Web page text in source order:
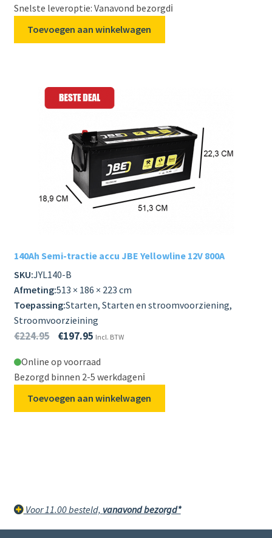
Snelste leveroptie: Vanavond bezorgdℹ️
Toevoegen aan winkelwagen
140Ah Semi-tractie accu JBE Yellowline 12V 800A
SKU:JYL140-B
Afmeting:513 × 186 × 223 cm
Toepassing:Starten, Starten en stroomvoorziening,
Stroomvoorzieining
€224.95 €197.95 Incl. BTW
Online op voorraad
Bezorgd binnen 2-5 werkdagenℹ️
Toevoegen aan winkelwagen
Voor 11.00 besteld, vanavond bezorgd*